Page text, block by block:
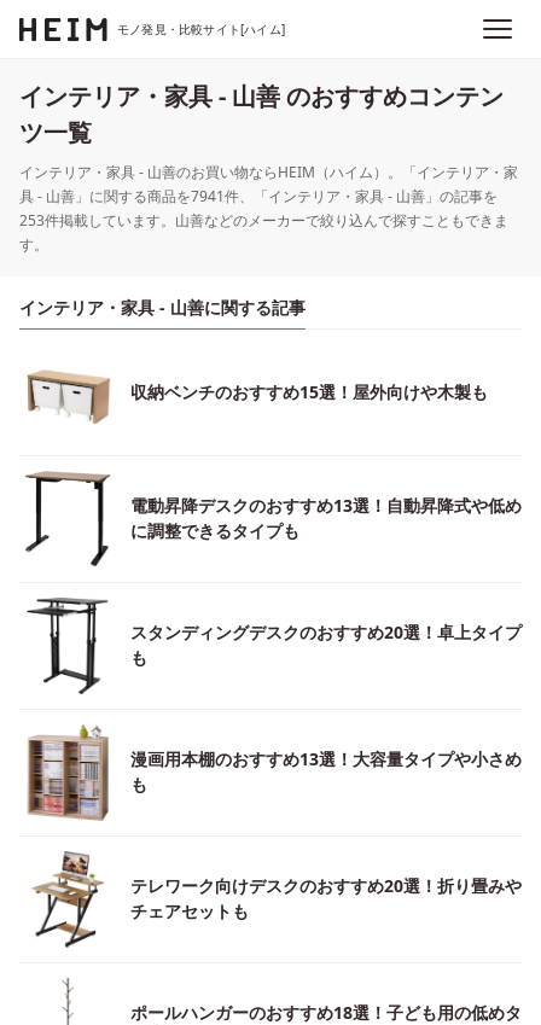
モノ発見・比較サイト[ハイム]
インテリア・家具 - 山善 のおすすめコンテン
ツ一覧
インテリア・家具 - 山善のお買い物ならHEIM（ハイム）。「インテリア・家
具 - 山善」に関する商品を7941件、「インテリア・家具 - 山善」の記事を
253件掲載しています。山善などのメーカーで絞り込んで探すこともできま
す。
インテリア・家具 - 山善に関する記事
収納ベンチのおすすめ15選！屋外向けや木製も
電動昇降デスクのおすすめ13選！自動昇降式や低め
に調整できるタイプも
スタンディングデスクのおすすめ20選！卓上タイプ
も
漫画用本棚のおすすめ13選！大容量タイプや小さめ
も
テレワーク向けデスクのおすすめ20選！折り畳みや
チェアセットも
ポールハンガーのおすすめ18選！子ども用の低めタ